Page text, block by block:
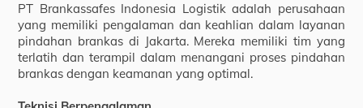
PT Brankassafes Indonesia Logistik adalah perusahaan
yang memiliki pengalaman dan keahlian dalam layanan
pindahan brankas di Jakarta. Mereka memiliki tim yang
terlatih dan terampil dalam menangani proses pindahan
brankas dengan keamanan yang optimal.